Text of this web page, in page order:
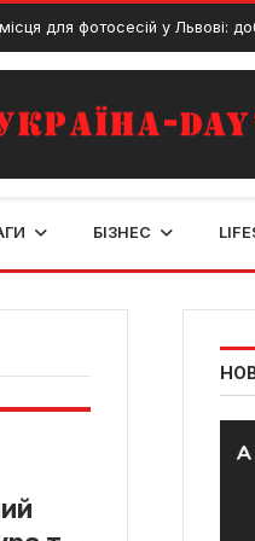
фотосесій у Львові: добірка
БІЗНЕС